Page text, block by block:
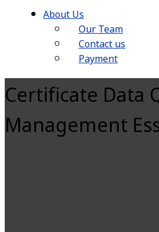
About Us
Our Team
Contact us
Payment
Certificate Data
Management